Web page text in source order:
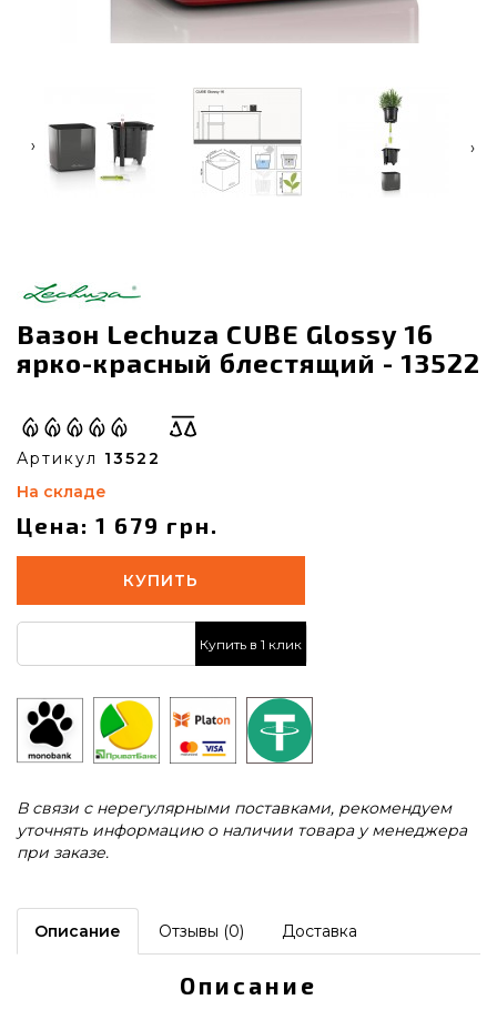
‹ ›
Вазон Lechuza CUBE Glossy 16
ярко-красный блестящий - 13522
Артикул 13522
На складе
Цена: 1 679 грн.
КУПИТЬ
Купить в 1 клик
В связи с нерегулярными поставками, рекомендуем
уточнять информацию о наличии товара у менеджера
при заказе.
Описание Отзывы (0) Доставка
Описание